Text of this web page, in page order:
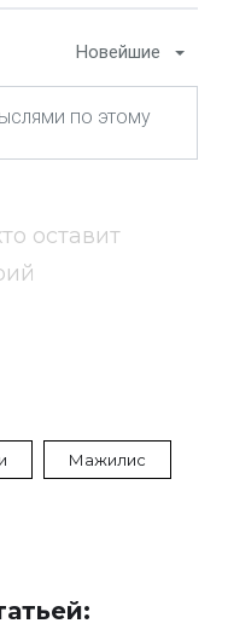
Новейшие
оставит
Мажилис